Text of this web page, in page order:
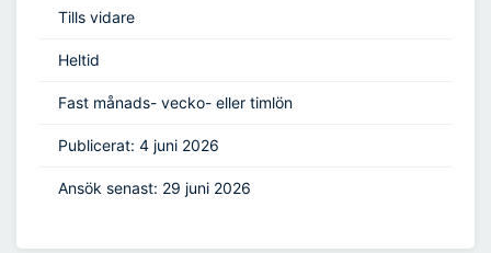
Tills vidare
Heltid
Fast månads- vecko- eller timlön
Publicerat: 4 juni 2026
Ansök senast: 29 juni 2026